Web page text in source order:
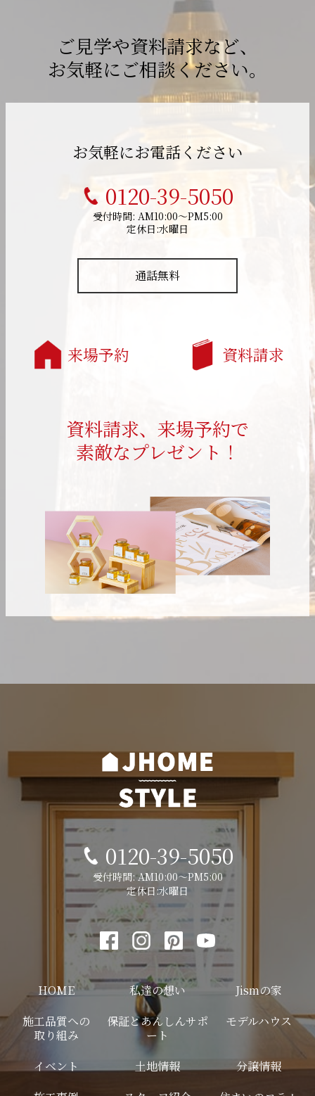
ご見学や資料請求など、
お気軽にご相談ください。
お気軽にお電話ください
0120-39-5050
受付時間: AM10:00～PM5:00
定休日:水曜日
通話無料
来場予約 資料請求
資料請求、来場予約で
素敵なプレゼント！
0120-39-5050
受付時間: AM10:00～PM5:00
定休日:水曜日
HOME 私達の想い
Jismの家
施工品質への
取り組み
保証とあんしんサポ
ート
モデルハウス
イベント 土地情報
分譲情報